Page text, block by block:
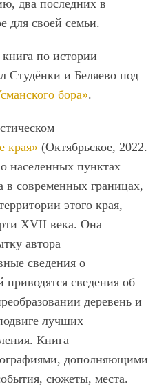
два последних в
для своей семьи.
по истории
Студёнки и Беляево под
бора».
края» (Октябрьское, 2022.
населенных пунктах
в современных границах,
этого края,
XVII века. Она
автора
сведения о
сведения об
деревень и
лучших
Книга
дополняющими
сюжеты, места.